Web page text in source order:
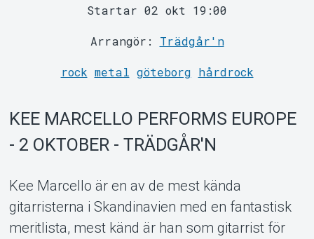
Support
Startar 02 okt 19:00
Arrangör: Trädgår'n
rock metal göteborg hårdrock
KEE MARCELLO PERFORMS EUROPE
- 2 OKTOBER - TRÄDGÅR'N
Kee Marcello är en av de mest kända
gitarristerna i Skandinavien med en fantastisk
meritlista, mest känd är han som gitarrist för